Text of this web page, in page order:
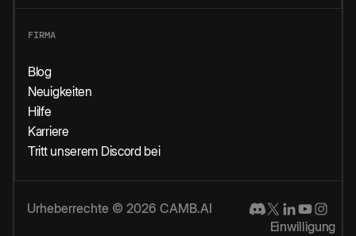
FIRMA
Blog
Neuigkeiten
Hilfe
Karriere
Tritt unserem Discord bei
Urheberrechte © 2026 CAMB.AI
Einwilligung